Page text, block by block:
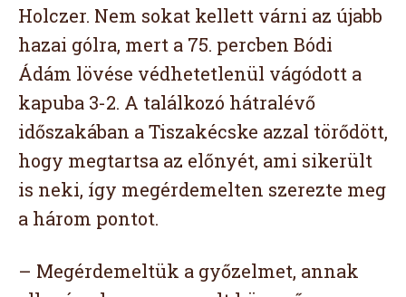
Holczer. Nem sokat kellett várni az újabb
hazai gólra, mert a 75. percben Bódi
Ádám lövése védhetetlenül vágódott a
kapuba 3-2. A találkozó hátralévő
időszakában a Tiszakécske azzal törődött,
hogy megtartsa az előnyét, ami sikerült
is neki, így megérdemelten szerezte meg
a három pontot.
– Megérdemeltük a győzelmet, annak